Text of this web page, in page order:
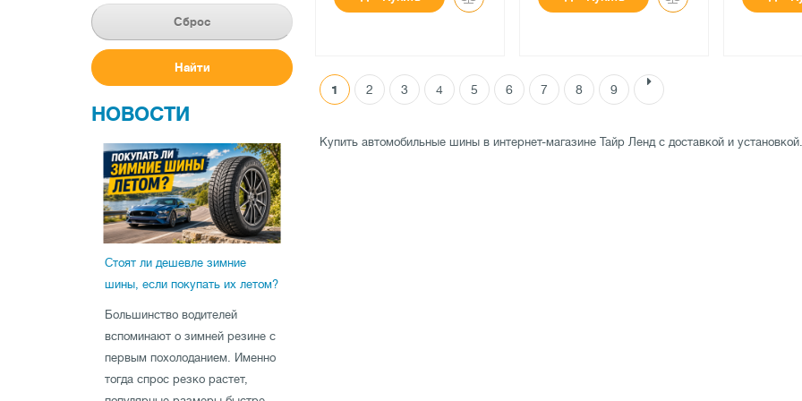
Doublestar
Falken 11
Federal
Firestone 13
Fulda 19
GOODYEAR 147
GT Radial 1
General Tire
Gislaved
Goodride
Haida
Сброс
Найти
НОВОСТИ
Стоят ли дешевле зимние
шины, если покупать их летом?
Большинство водителей
вспоминают о зимней резине с
первым похолоданием. Именно
тогда спрос резко растет,
● есть в наличии
0 отзывов
● есть в наличии
0 отзывов 0
1 2 3 4 5 6 7 8 9
Купить автомобильные шины в интернет-магазине Тайр Ленд с доставкой и установкой.